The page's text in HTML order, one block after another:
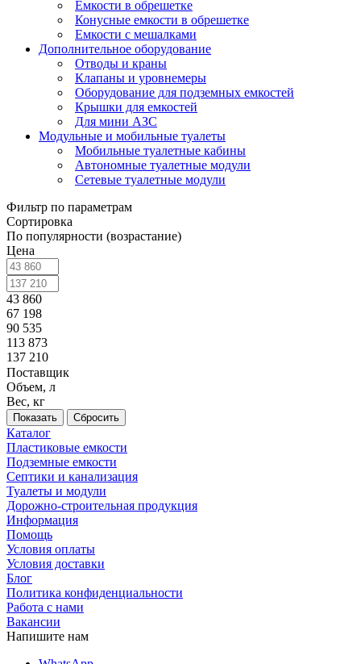
Емкости в обрешетке
Конусные емкости в обрешетке
Емкости с мешалками
Дополнительное оборудование
Отводы и краны
Клапаны и уровнемеры
Оборудование для подземных емкостей
Крышки для емкостей
Для мини АЗС
Модульные и мобильные туалеты
Мобильные туалетные кабины
Автономные туалетные модули
Сетевые туалетные модули
Фильтр по параметрам
Сортировка
По популярности (возрастание)
Цена
43 860
67 198
90 535
113 873
137 210
Поставщик
Объем, л
Вес, кг
Сбросить
Каталог
Пластиковые емкости
Подземные емкости
Септики и канализация
Туалеты и модули
Дорожно-строительная продукция
Информация
Помощь
Условия оплаты
Условия доставки
Блог
Политика конфиденциальности
Работа с нами
Вакансии
Напишите нам